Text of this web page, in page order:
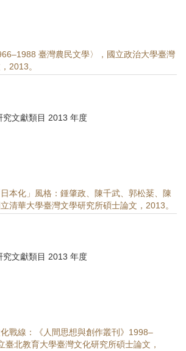
臺灣農民文學〉，國立政治大學臺灣
2013。
究文獻類目 2013 年度
日本化」風格：鍾肇政、陳千武、郭松棻、陳
清華大學臺灣文學研究所碩士論文，2013。
究文獻類目 2013 年度
化戰線：《人間思想與創作叢刊》1998–
臺北教育大學臺灣文化研究所碩士論文，